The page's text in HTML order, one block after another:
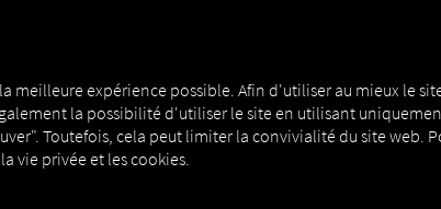
meilleure expérience possible. Afin d'utiliser au mieux le
la possibilité d'utiliser le site en utilisant
Toutefois, cela peut limiter la convivialité du site web.
vie privée et les cookies.